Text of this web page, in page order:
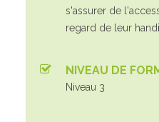
s'assurer de
regard de leur
NIVEAU DE
Niveau 3